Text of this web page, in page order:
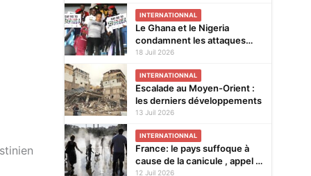
INTERNATIONNAL
Le Ghana et le Nigeria
condamnent les attaques
xénophobes en Afrique du
18 Juil 2026
INTERNATIONNAL
Escalade au Moyen-Orient :
les derniers développements
13 Juil 2026
INTERNATIONNAL
France: le pays suffoque à
cause de la canicule , appel à
la vigilance sur les feux
12 Juil 2026